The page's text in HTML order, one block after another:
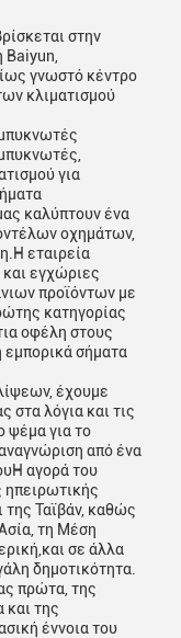
στην
Baiyun,
γνωστό κέντρο
κλιματισμού
για
καλύπτουν ένα
οχημάτων,
εταιρεία
εγχώριες
προϊόντων με
κατηγορίας
οφέλη στους
εμπορικά σήματα
έχουμε
στα λόγια και τις
ψέμα για το
από ένα
αγορά του
ηπειρωτικής
της Ταϊβάν, καθώς
τη Μέση
σε άλλα
δημοτικότητα.
πρώτα, της
και της
έννοια του